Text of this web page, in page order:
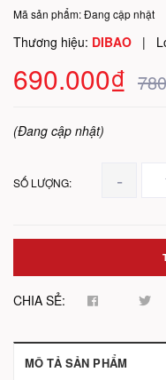
Mã sản phẩm:Đang cập nhật
Thương hiệu: DIBAO |
690.000₫
(Đang cập nhật)
SỐ LƯỢNG: -
CHIA SẺ:
MÔ TẢ SẢN PHẨM